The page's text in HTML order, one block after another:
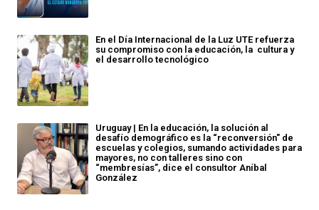
En el Día Internacional de la Luz UTE refuerza
su compromiso con la educación, la cultura y
el desarrollo tecnológico
Uruguay | En la educación, la solución al
desafío demográfico es la “reconversión" de
escuelas y colegios, sumando actividades para
mayores, no con talleres sino con
“membresías”, dice el consultor Aníbal
González